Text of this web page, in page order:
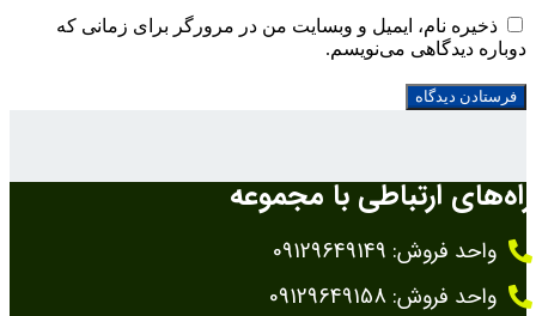
ذخیره نام، ایمیل و وبسایت من در مرورگر برای زمانی که
دوباره دیدگاهی می‌نویسم.
راه‌های ارتباطی با مجموعه
واحد فروش: 09129649149
واحد فروش: 09129649158